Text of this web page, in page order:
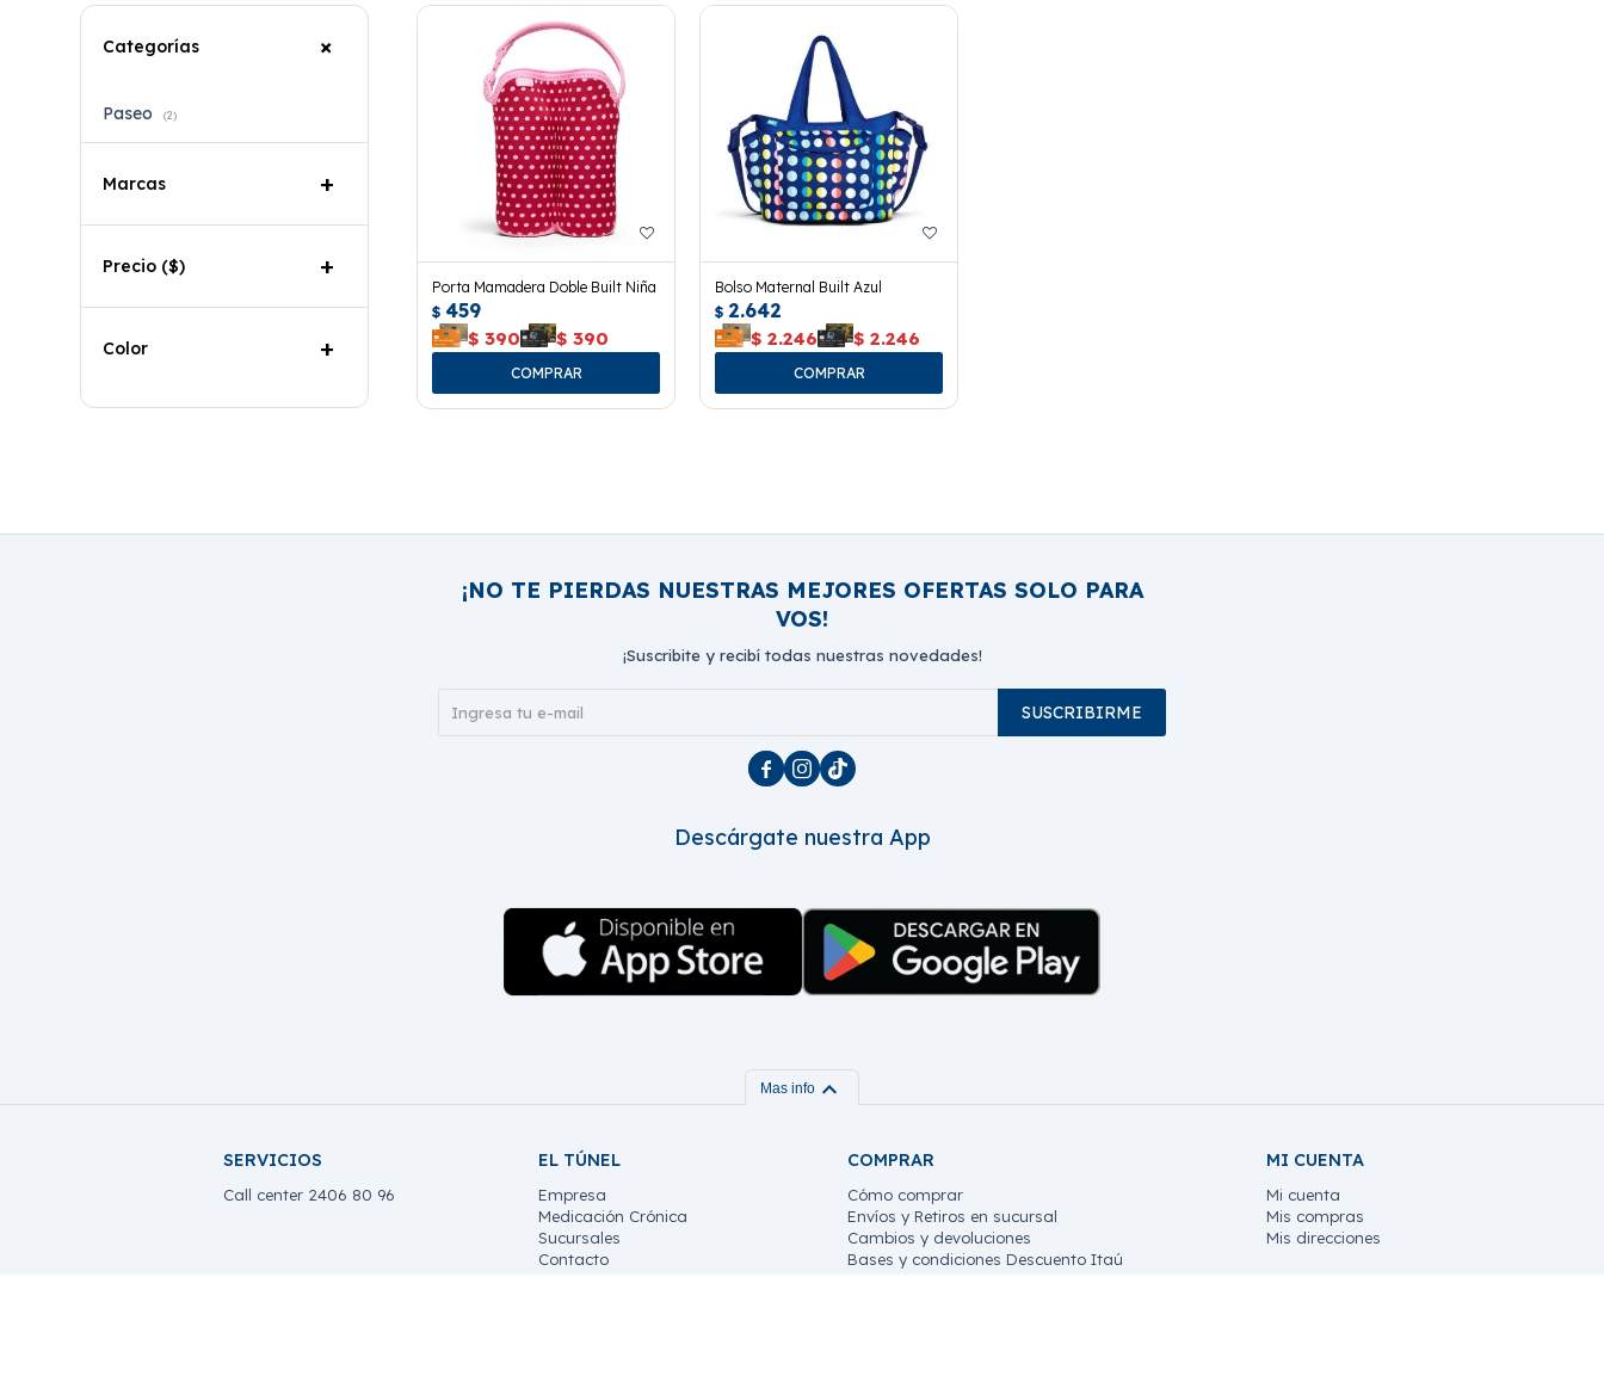
Porta Mamadera Doble Built Niña
$ 459
$ 390 $ 390
Bolso Maternal Built Azul
$ 2.642
$ 2.246 $ 2.246
Categorías
Paseo (2)
Marcas
Precio ($)
Color
¡NO TE PIERDAS NUESTRAS MEJORES OFERTAS SOLO PARA
VOS!
¡Suscribite y recibí todas nuestras novedades!
SUSCRIBIRME
  
Descárgate nuestra App
Mas info expand_more
SERVICIOS
Call center 2406 80 96
EL TÚNEL
Empresa
Medicación Crónica
Sucursales
Contacto
COMPRAR
Cómo comprar
Envíos y Retiros en sucursal
Cambios y devoluciones
Bases y condiciones Descuento Itaú
MI CUENTA
Mi cuenta
Mis compras
Mis direcciones